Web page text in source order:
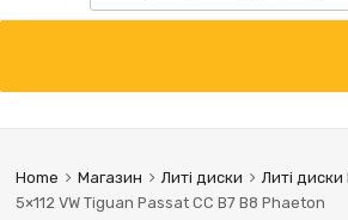
content
Home Магазин Литі диски Литі диски
5×112 VW Tiguan Passat CC B7 B8 Phaeton